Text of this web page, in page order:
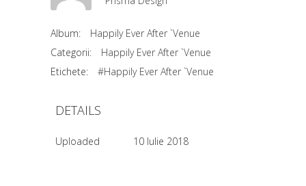
Album:
Happily Ever After `Venue
Categorii:
Happily Ever After `Venue
Etichete:
#Happily Ever After `Venue
DETAILS
Uploaded 10 Iulie 2018